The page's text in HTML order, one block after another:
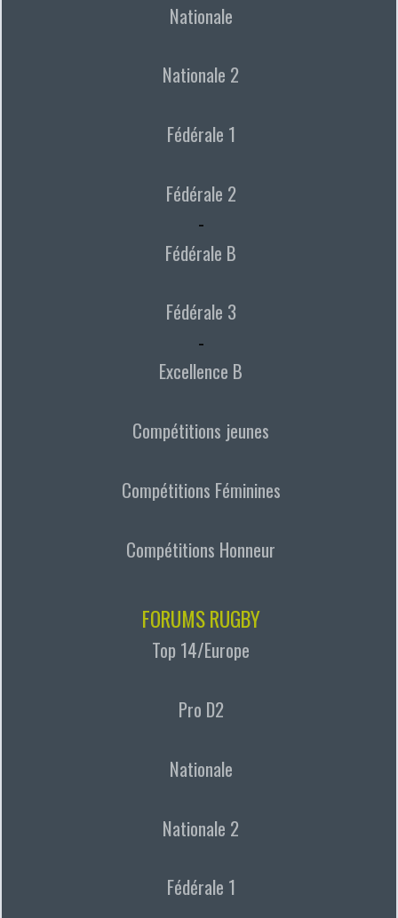
Nationale
Nationale 2
Fédérale 1
Fédérale 2
-
Fédérale B
Fédérale 3
-
Excellence B
Compétitions jeunes
Compétitions Féminines
Compétitions Honneur
FORUMS RUGBY
Top 14/Europe
Pro D2
Nationale
Nationale 2
Fédérale 1